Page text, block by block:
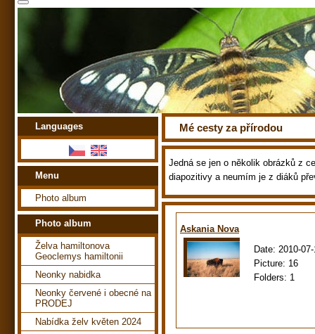
Mé cesty za přírodou
Jedná se jen o několik obrázků z
diapozitivy a neumím je z diáků
Askania Nova
Date: 2010-
Picture: 16
Folders: 1
Languages
Menu
Photo album
Photo album
Želva hamiltonova
Geoclemys hamiltonii
Neonky nabidka
Neonky červené i obecné na
PRODEJ
Nabídka želv květen 2024